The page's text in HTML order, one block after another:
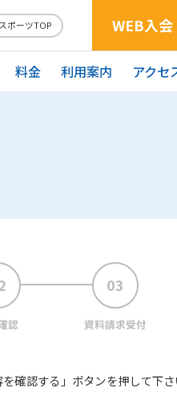
ポーツTOP WEB入会
料金 利用案内 アクセ
認 資料請求受付
確認する」ボタンを押して下